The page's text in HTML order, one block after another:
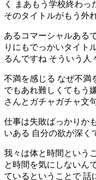
く まあもう学校終わ
そのタイトルがもう外
あるコマーシャルある
りにもでっかいタイト
るんですね そういう人
不満を感じる なぜ不満
でもあれ難しくてもう
さんとガチャガチャ文
仕事は失敗ばっかりか
いある 自分の欲が深く
我々は体と時間という
と時間を気にしないん
ているということで 話